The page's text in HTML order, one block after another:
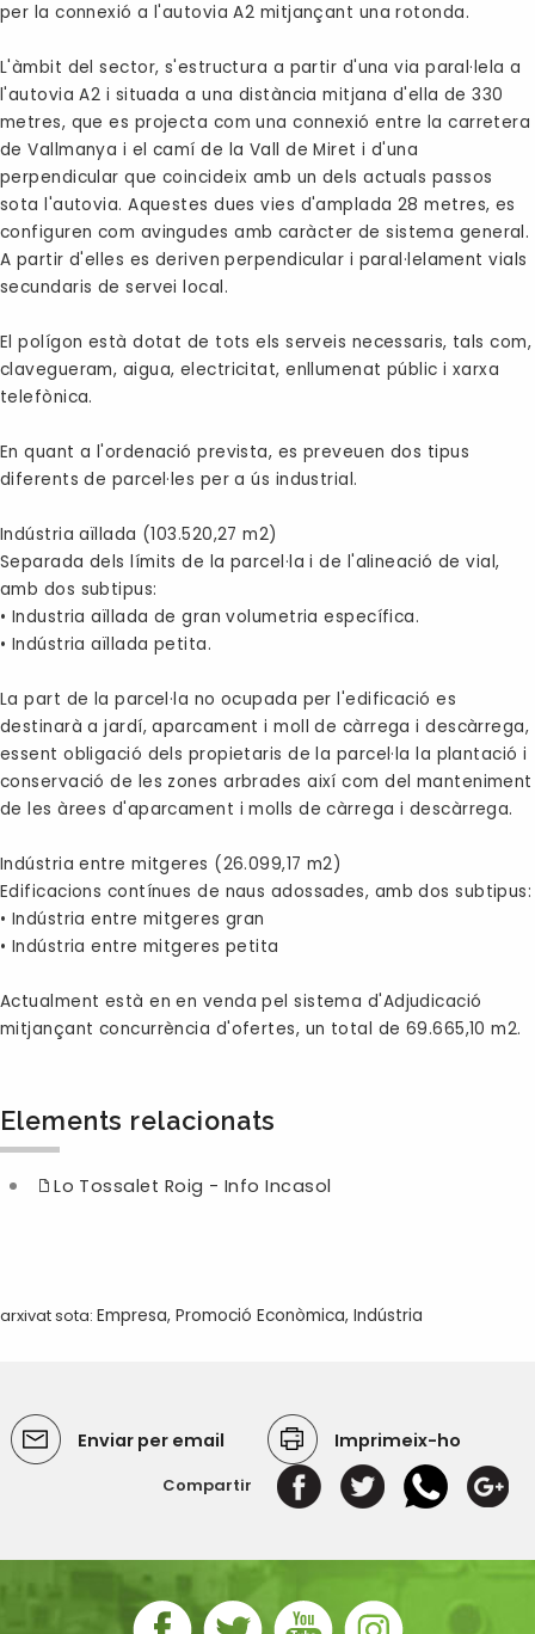
per la connexió a l'autovia A2 mitjançant una rotonda.
L'àmbit del sector, s'estructura a partir d'una via paral·lela a
l'autovia A2 i situada a una distància mitjana d'ella de 330
metres, que es projecta com una connexió entre la carretera
de Vallmanya i el camí de la Vall de Miret i d'una
perpendicular que coincideix amb un dels actuals passos
sota l'autovia. Aquestes dues vies d'amplada 28 metres, es
configuren com avingudes amb caràcter de sistema general.
A partir d'elles es deriven perpendicular i paral·lelament vials
secundaris de servei local.
El polígon està dotat de tots els serveis necessaris, tals com,
clavegueram, aigua, electricitat, enllumenat públic i xarxa
telefònica.
En quant a l'ordenació prevista, es preveuen dos tipus
diferents de parcel·les per a ús industrial.
Indústria aïllada (103.520,27 m2)
Separada dels límits de la parcel·la i de l'alineació de vial,
amb dos subtipus:
• Industria aïllada de gran volumetria específica.
• Indústria aïllada petita.
La part de la parcel·la no ocupada per l'edificació es
destinarà a jardí, aparcament i moll de càrrega i descàrrega,
essent obligació dels propietaris de la parcel·la la plantació i
conservació de les zones arbrades així com del manteniment
de les àrees d'aparcament i molls de càrrega i descàrrega.
Indústria entre mitgeres (26.099,17 m2)
Edificacions contínues de naus adossades, amb dos subtipus:
• Indústria entre mitgeres gran
• Indústria entre mitgeres petita
Actualment està en en venda pel sistema d'Adjudicació
mitjançant concurrència d'ofertes, un total de 69.665,10 m2.
Elements relacionats
Lo Tossalet Roig - Info Incasol
arxivat sota: Empresa, Promoció Econòmica, Indústria
Enviar per email Imprimeix-ho
Compartir